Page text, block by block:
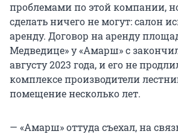
проблемами по этой компании,
сделать ничего не могут: салон
аренду. Договор на аренду
Медведице» у «Амарш» с
августу 2023 года, и его не
комплексе производители
помещение несколько лет.
— «Амарш» оттуда съехал, на